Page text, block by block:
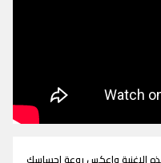
الاغنية واعكس روعة احساسك